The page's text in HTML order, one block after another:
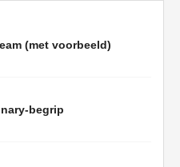
(met voorbeeld)
begrip